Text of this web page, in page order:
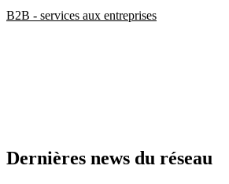
B2B - services aux entreprises
Dernières news du réseau